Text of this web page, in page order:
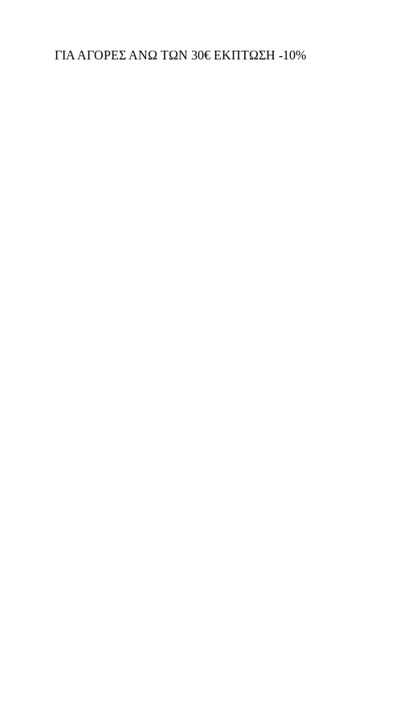
ΓΙΑ ΑΓΟΡΕΣ ΑΝΩ ΤΩΝ 30€ ΕΚΠΤΩΣΗ -10%